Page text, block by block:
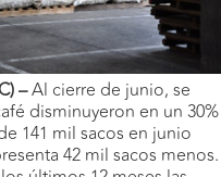
–Al cierre de junio, se
disminuyeron en un 30%
141 mil sacos en junio
42 mil sacos menos.